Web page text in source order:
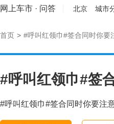
网上车市 · 问答 北京 城市
首页 > #呼叫红领巾#签合同时你要
#呼叫红领巾#签
#呼叫红领巾#签合同时你要注